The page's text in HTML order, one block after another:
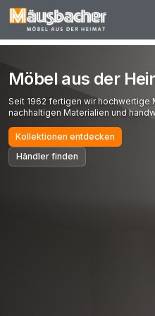
Möbel aus der
Seit 1962 fertigen wir hochwertige
nachhaltigen Materialien und
Kollektionen entdecken
Händler finden